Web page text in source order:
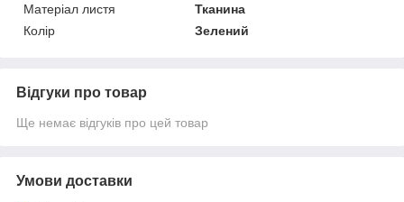
Матеріал листя
Тканина
Колір
Зелений
Відгуки про товар
Ще немає відгуків про цей товар
Умови доставки